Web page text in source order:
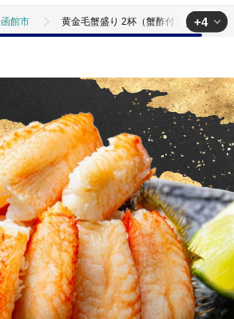
函館市 黄金毛蟹盛り 2杯（蟹酢付）_HD051-
黄金毛蟹盛り 2杯（蟹酢付）
黄金毛蟹盛り 2杯（蟹酢付）_HD051-009
ほかの加工食品 黄金毛蟹盛り 2杯（蟹酢付
+4